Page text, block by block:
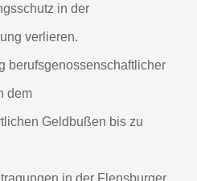
in der
verlieren.
berufsgenossenschaftlicher
dem
Geldbußen bis zu